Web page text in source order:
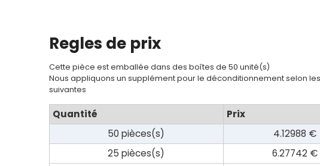
Regles de prix
Cette pièce est emballée dans des boîtes de 50 unité(s)
Nous appliquons un supplément pour le déconditionnement selon
suivantes
Quantité
Prix
50 pièces(s)
4.12988 €
25 pièces(s)
6.27742 €